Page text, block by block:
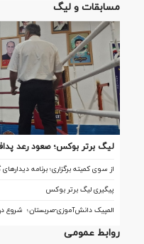
مسابقات و لیگ
لیگ برتر بوکس؛ صعود رعد
از سوی کمیته برگزاری؛ برنامه
پیگیری لیگ برتر بوکس
المپیک دانش‌آموزی-صربستان؛ شروع
روابط عمومی